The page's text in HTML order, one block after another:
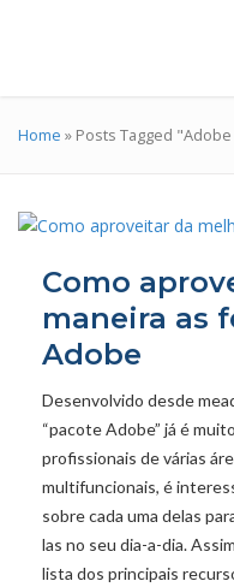
Home » Posts Tagged
Como
maneira as
Adobe
Desenvolvido desde
“pacote Adobe” já é
profissionais de várias
multifuncionais, é
sobre cada uma delas
las no seu dia-a-dia.
lista dos principais